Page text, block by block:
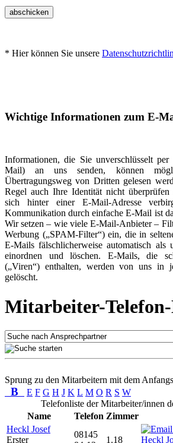
abschicken
* Hier können Sie unsere
Wichtige Informationen zum E-
Informationen, die Sie unverschlüsselt
Mail) an uns senden, können
Übertragungsweg von Dritten gelesen
Regel auch Ihre Identität nicht
sich hinter einer E-Mail-Adresse
Kommunikation durch einfache E-Mail ist
Wir setzen – wie viele E-Mail-Anbieter –
Werbung („SPAM-Filter“) ein, die in
E-Mails fälschlicherweise automatisch als
einordnen und löschen. E-Mails, die
(„Viren“) enthalten, werden von uns in
gelöscht.
Mitarbeiter-
Sprung zu den Mitarbeitern mit dem
B E F G H J K L M O R S W
Telefonliste der Mitarbeiter/innen
Name
Telefon Zimmer
Heckl Josef
Erster
08145
1.18